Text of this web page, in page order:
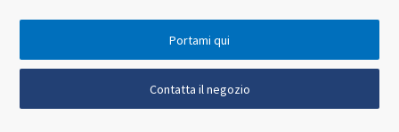
Portami qui
Contatta il negozio